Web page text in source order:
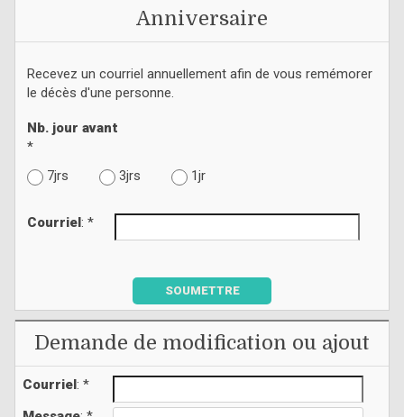
Anniversaire
Recevez un courriel annuellement afin de vous remémorer
le décès d'une personne.
Nb. jour avant
*
7jrs
3jrs 1jr
Courriel : *
SOUMETTRE
Demande de modification ou ajout
Courriel: *